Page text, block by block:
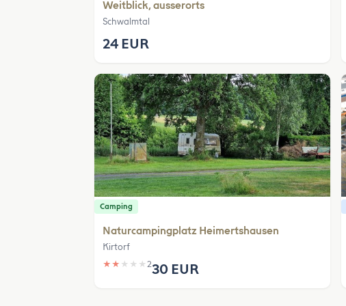
Weitblick, ausserorts
Schwalmtal
24 EUR
Camping
Naturcampingplatz Heimertshausen
Kirtorf
★ ★ ★ ★ ★ 230 EUR